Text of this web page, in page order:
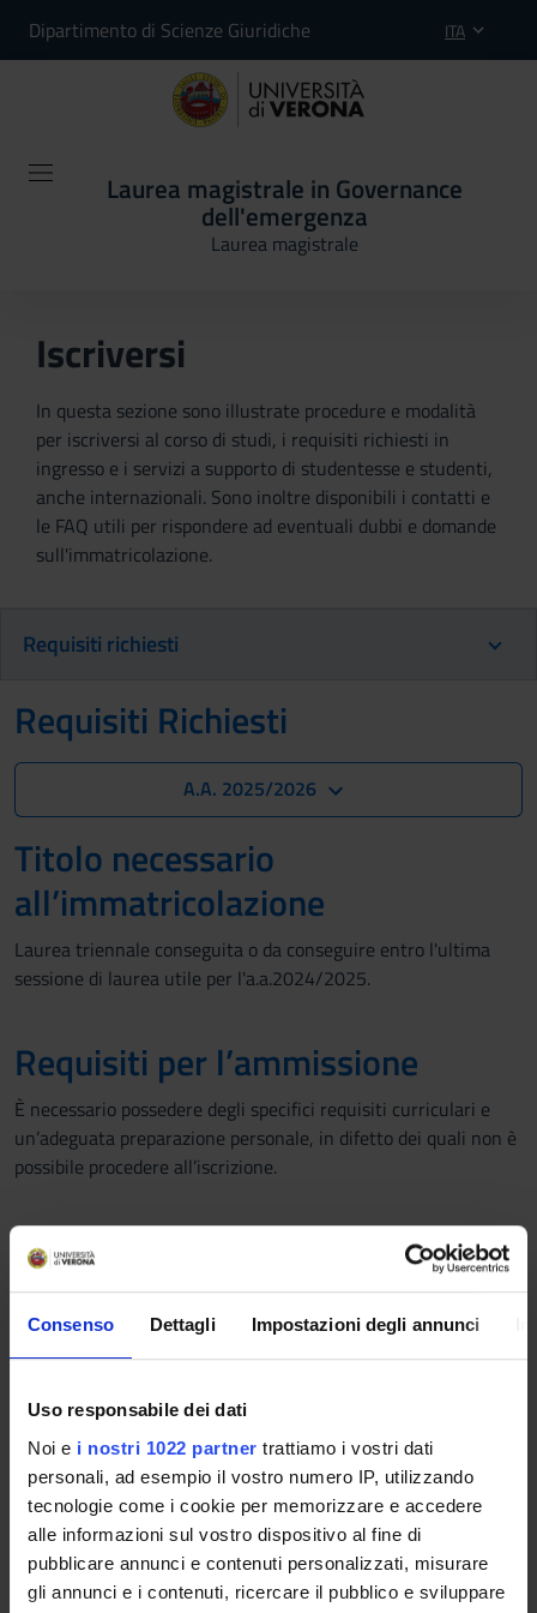
Consenso Dettagli Impostazioni degli annunci
Uso responsabile dei dati
Noi e i nostri 1022 partner trattiamo i vostri dati
personali, ad esempio il vostro numero IP, utilizzando
tecnologie come i cookie per memorizzare e accedere
alle informazioni sul vostro dispositivo al fine di
pubblicare annunci e contenuti personalizzati, misurare
gli annunci e i contenuti, ricercare il pubblico e sviluppare
Dipartimento di Scienze Giuridiche ITA
Laurea magistrale in Governance
dell'emergenza
Laurea magistrale
Iscriversi
In questa sezione sono illustrate procedure e modalità
per iscriversi al corso di studi, i requisiti richiesti in
ingresso e i servizi a supporto di studentesse e studenti,
anche internazionali. Sono inoltre disponibili i contatti e
le FAQ utili per rispondere ad eventuali dubbi e domande
sull'immatricolazione.
Requisiti richiesti
Requisiti Richiesti
A.A. 2025/2026
Titolo necessario
all’immatricolazione
Laurea triennale conseguita o da conseguire entro l'ultima
sessione di laurea utile per l'a.a.2024/2025.
Requisiti per l’ammissione
È necessario possedere degli specifici requisiti curriculari e
un’adeguata preparazione personale, in difetto dei quali non è
possibile procedere all’iscrizione.
Requisiti curriculari
Per accedere al Corso di Laurea Magistrale in Governance
dell’Emergenza gli studenti devono essere in possesso dei
seguentirequisiti curriculari:
60 CFUindistintamente nei settori scientifico
SPS, M-GGR, M-STO.
Preparazione personale
Per potersi iscrivere alla laurea magistrale,lo studente dovrà